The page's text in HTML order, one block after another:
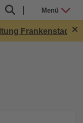
Menü
Frankenstadion